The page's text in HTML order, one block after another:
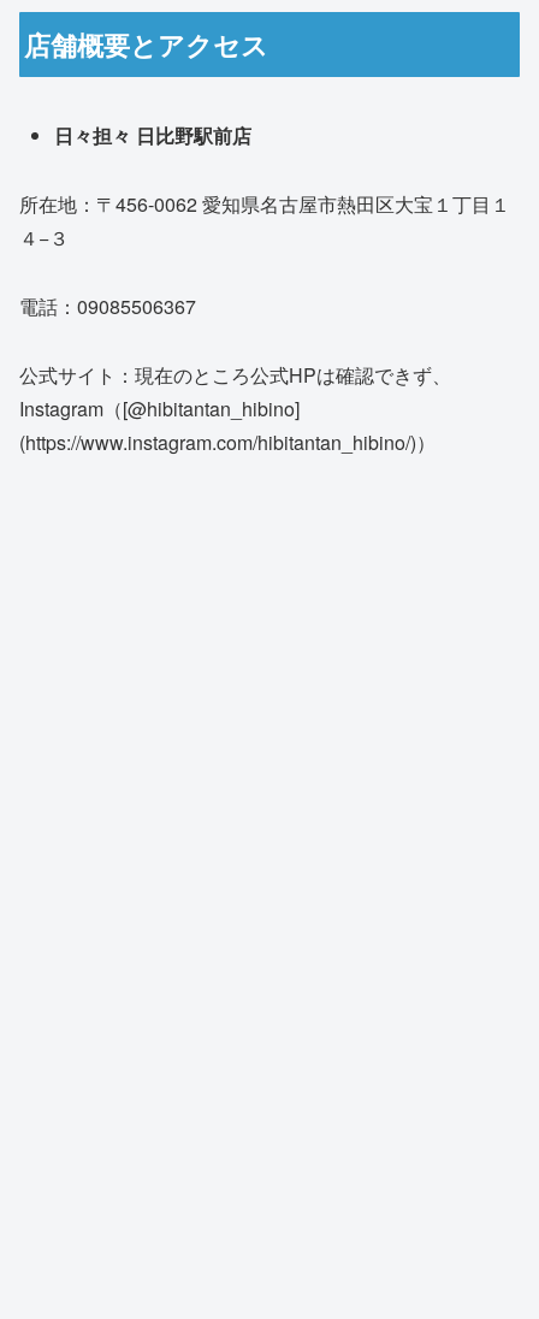
店舗概要とアクセス
日々担々 日比野駅前店
所在地：〒456-0062 愛知県名古屋市熱田区大宝１丁目１
４−３
電話：09085506367
公式サイト：現在のところ公式HPは確認できず、
Instagram（[@hibitantan_hibino]
(https://www.instagram.com/hibitantan_hibino/)）